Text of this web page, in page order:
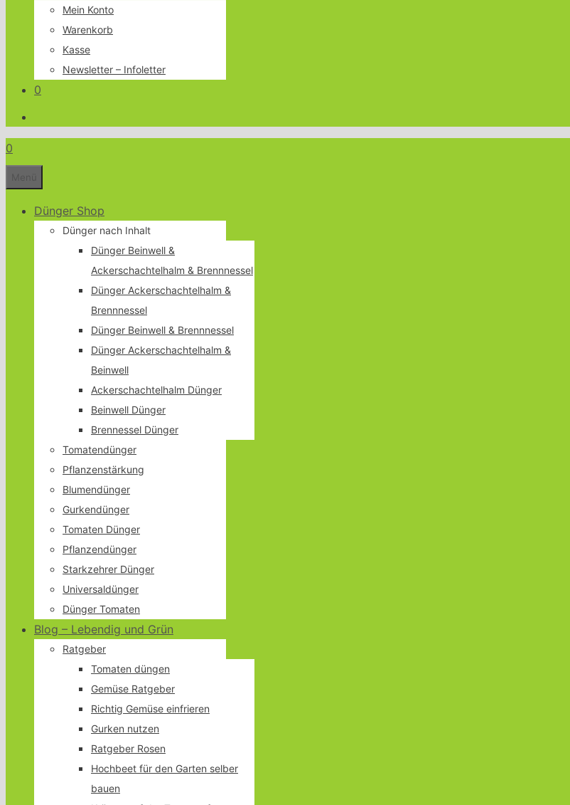
Mein Konto
Warenkorb
Kasse
Newsletter – Infoletter
0
0
Dünger Shop
Dünger nach Inhalt
Dünger Beinwell &
Ackerschachtelhalm & Brennnessel
Dünger Ackerschachtelhalm &
Brennnessel
Dünger Beinwell & Brennnessel
Dünger Ackerschachtelhalm &
Beinwell
Ackerschachtelhalm Dünger
Beinwell Dünger
Brennessel Dünger
Tomatendünger
Pflanzenstärkung
Blumendünger
Gurkendünger
Tomaten Dünger
Pflanzendünger
Starkzehrer Dünger
Universaldünger
Dünger Tomaten
Blog – Lebendig und Grün
Ratgeber
Tomaten düngen
Gemüse Ratgeber
Richtig Gemüse einfrieren
Gurken nutzen
Ratgeber Rosen
Hochbeet für den Garten selber
bauen